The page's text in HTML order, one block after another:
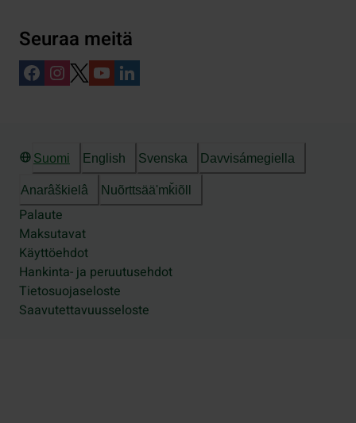
Seuraa meitä
Suomi English Svenska Davvisámegiella
Anarâškielâ Nuõrttsääʹmǩiõll
Palaute
Maksutavat
Käyttöehdot
Hankinta- ja peruutusehdot
Tietosuojaseloste
Saavutettavuusseloste